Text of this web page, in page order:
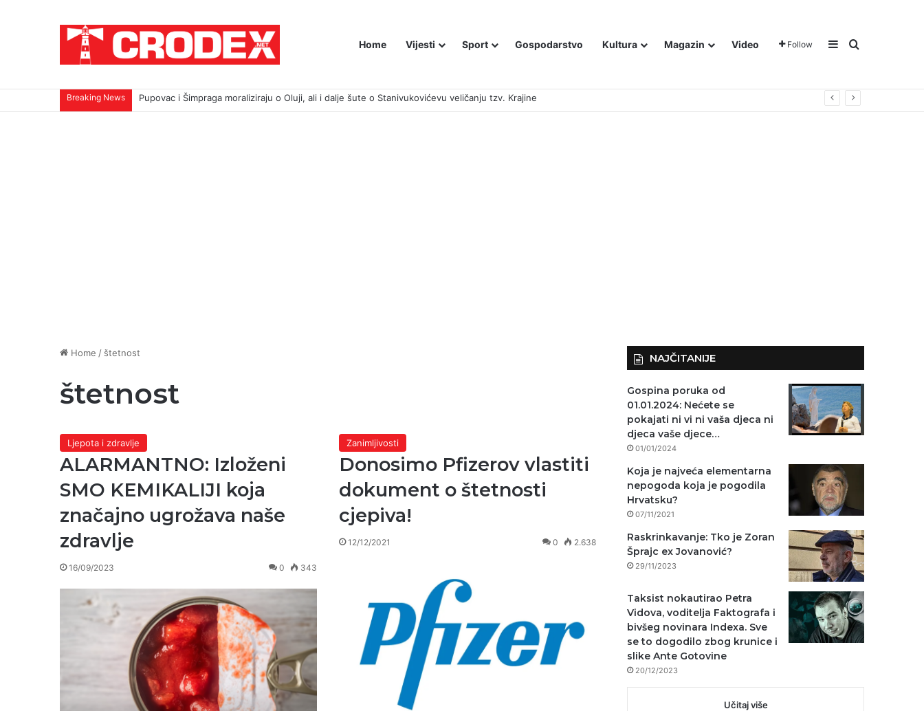
Home Vijesti Sport Gospodarstvo Kultura Magazin Video Follow Sidebar
Traži
Breaking News TRI DESETLJEĆA KRIKOVA OČAJNIKA
Home / štetnost
štetnost
Ljepota i zdravlje
ALARMANTNO: Izloženi
SMO KEMIKALIJI koja
značajno ugrožava naše
zdravlje
16/09/2023 0 343
Zanimljivosti
Donosimo Pfizerov vlastiti
dokument o štetnosti
cjepiva!
12/12/2021 0 2.638
NAJČITANIJE
Gospina poruka od
01.01.2024: Nećete se
pokajati ni vi ni vaša djeca ni
djeca vaše djece…
01/01/2024
Koja je najveća elementarna
nepogoda koja je pogodila
Hrvatsku?
07/11/2021
Raskrinkavanje: Tko je Zoran
Šprajc ex Jovanović?
29/11/2023
Taksist nokautirao Petra
Vidova, voditelja Faktografa i
bivšeg novinara Indexa. Sve
se to dogodilo zbog krunice i
slike Ante Gotovine
20/12/2023
Učitaj više